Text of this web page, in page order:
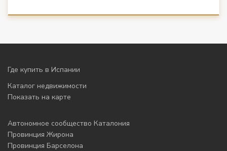
Где купить в Испании
Каталог недвижимости
Показать на карте
Автономное сообщество Каталония
Провинция Жирона
Провинция Барселона